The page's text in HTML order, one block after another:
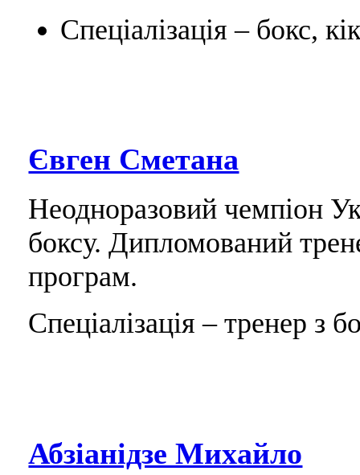
Спеціалізація – бокс,
Євген Сметана
Неодноразовий чемпіон
боксу. Дипломований
програм.
Спеціалізація – тренер з
Абзіанідзе Михайло